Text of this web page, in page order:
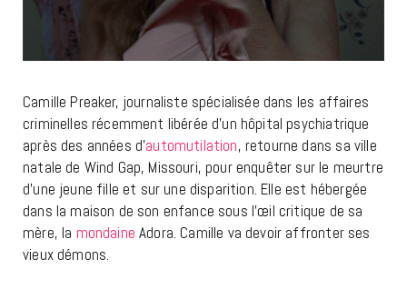
Camille Preaker, journaliste spécialisée dans les affaires
criminelles récemment libérée d’un hôpital psychiatrique
après des années d’automutilation, retourne dans sa ville
natale de Wind Gap, Missouri, pour enquêter sur le meurtre
d’une jeune fille et sur une disparition. Elle est hébergée
dans la maison de son enfance sous l’œil critique de sa
mère, la mondaine Adora. Camille va devoir affronter ses
vieux démons.